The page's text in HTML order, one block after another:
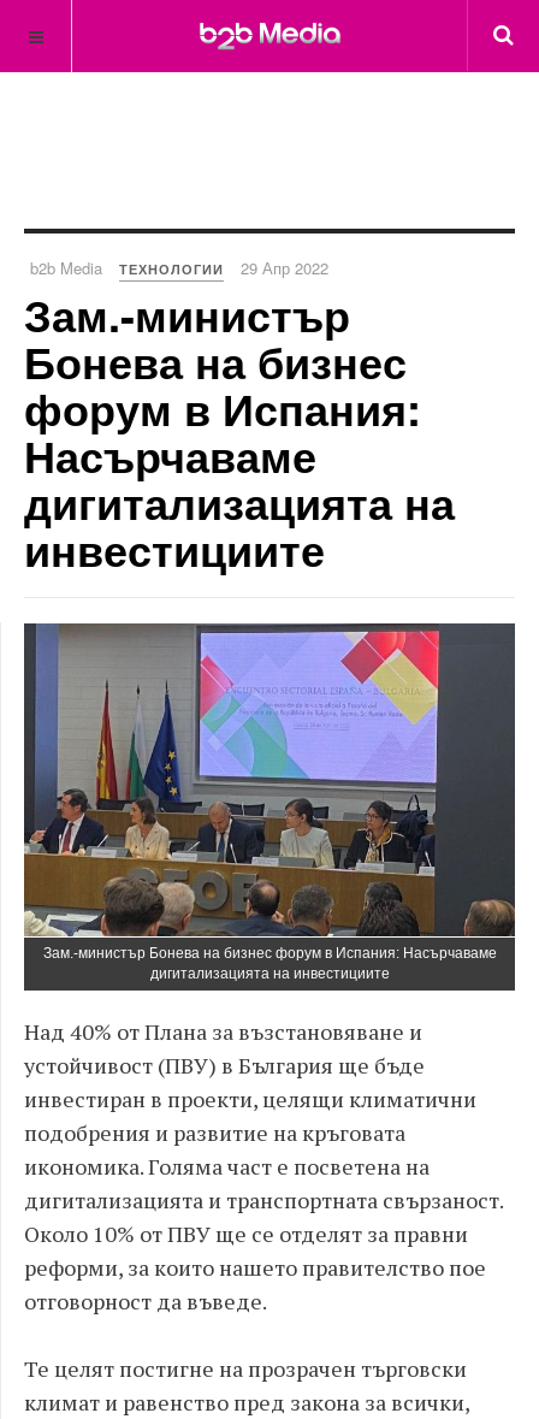
b2b Media ТЕХНОЛОГИИ 29 Апр 2022
Зам.-министър
Бонева на бизнес
форум в Испания:
Насърчаваме
дигитализацията на
инвестициите
Зам.-министър Бонева на бизнес форум в Испания: Насърчаваме
дигитализацията на инвестициите
Над 40% от Плана за възстановяване и
устойчивост (ПВУ) в България ще бъде
инвестиран в проекти, целящи климатични
подобрения и развитие на кръговата
икономика. Голяма част е посветена на
дигитализацията и транспортната свързаност.
Около 10% от ПВУ ще се отделят за правни
реформи, за които нашето правителство пое
отговорност да въведе.
Те целят постигне на прозрачен търговски
климат и равенство пред закона за всички,